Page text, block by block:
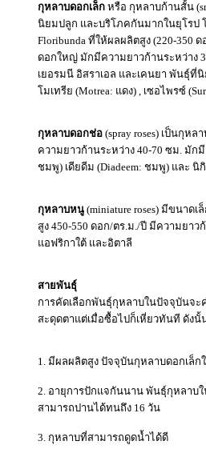
กุหลาบดอกเล็ก หรือ กุหลาบก้านสั้น
นิยมปลูก และบริโภคกันมากในยุโรป
Floribunda ที่ให้ผลผลิตสูง (220-350
ดอกใหญ่ มักมีความยาวก้านระหว่าง
เยอรมนี อิสราเอล และเคนยา พันธุ์ที่
โมเทรีย (Motrea: แดง) , เซอไพรซ์
กุหลาบดอกช่อ (spray roses) เป็นกุห
ความยาวก้านระหว่าง 40-70 ซม. มัก
ชมพู) เดียดีม (Diadeem: ชมพู) และ นิ
กุหลาบหนู (miniature roses) มีขนาด
สูง 450-550 ดอก/ตร.ม./ปี มีความยา
แอฟริกาใต้ และอิตาลี
สายพันธุ์
การคัดเลือกพันธุ์กุหลาบในปัจจุบันจ
สะดุดตาแต่เมื่อซื้อไปก็เหี่ยวทันที ดัง
1. มีผลผลิตสูง ปัจจุบันกุหลาบดอกเล็ก
2. อายุการปักแจกันนาน พันธุ์กุหลาบ
สามารถปานได้ทนถึง 16 วัน
3. กุหลาบที่สามารถดูดน้ำได้ดี